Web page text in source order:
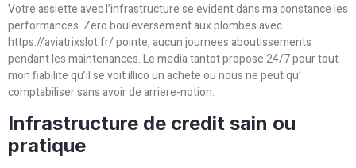
Votre assiette avec l’infrastructure se evident dans ma constance les
performances. Zero bouleversement aux plombes avec
https://aviatrixslot.fr/ pointe, aucun journees aboutissements
pendant les maintenances. Le media tantot propose 24/7 pour tout
mon fiabilite qu’il se voit illico un achete ou nous ne peut qu’
comptabiliser sans avoir de arriere-notion.
Infrastructure de credit sain ou
pratique